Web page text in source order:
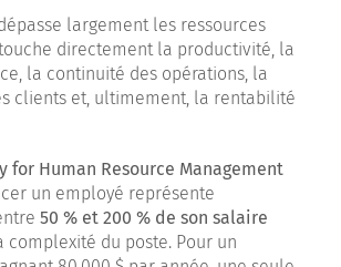
largement les ressources
directement la productivité, la
la continuité des opérations, la
clients et, ultimement, la rentabilité
for Human Resource Management
un employé représente
50 % et 200 % de son salaire
complexité du poste. Pour un